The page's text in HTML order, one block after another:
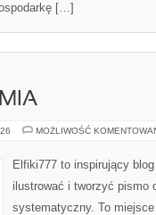
[…]
MOŻLIWOŚĆ
Elfiki777 to inspirujący
ilustrować i tworzyć pismo
systematyczny. To